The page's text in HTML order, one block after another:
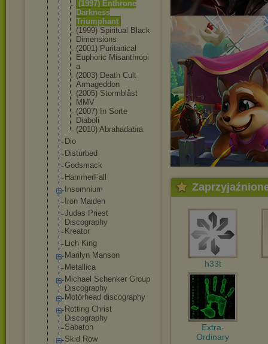
(1997) Enthrone
Darkness
Triumphant
(1999) Spiritual Black
Dimensions
(2001) Puritanical
Euphoric Misanthropi
a
(2003) Death Cult
Armageddon
(2005) Stormblåst
MMV
(2007) In Sorte
Diaboli
(2010) Abrahadabra
Dio
Disturbed
Godsmack
HammerFall
Insomnium
Iron Maiden
Judas Priest
Discography
Kreator
Lich King
Marilyn Manson
Metallica
Michael Schenker Group
Discography
Motörhead discography
Rotting Christ
Discography
Sabaton
Skid Row
h33t
Extra-
Ordinary